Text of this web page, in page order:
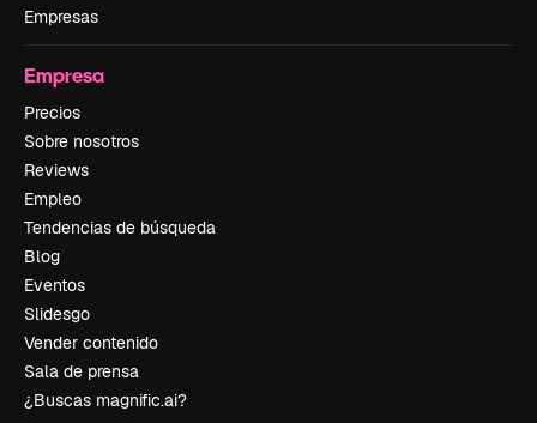
Empresas
Empresa
Precios
Sobre nosotros
Reviews
Empleo
Tendencias de búsqueda
Blog
Eventos
Slidesgo
Vender contenido
Sala de prensa
¿Buscas magnific.ai?